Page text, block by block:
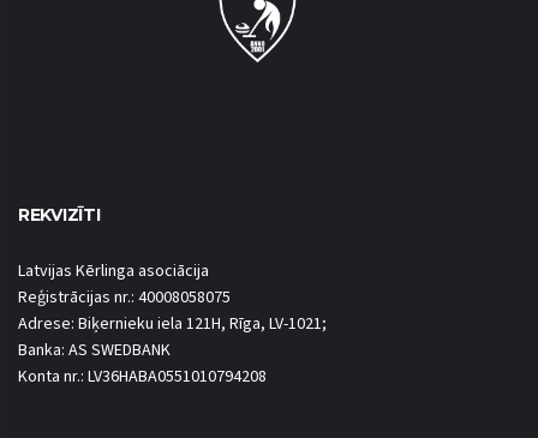
REKVIZĪTI
Latvijas Kērlinga asociācija
Reģistrācijas nr.: 40008058075
Adrese: Biķernieku iela 121H, Rīga, LV-1021;
Banka: AS SWEDBANK
Konta nr.: LV36HABA0551010794208